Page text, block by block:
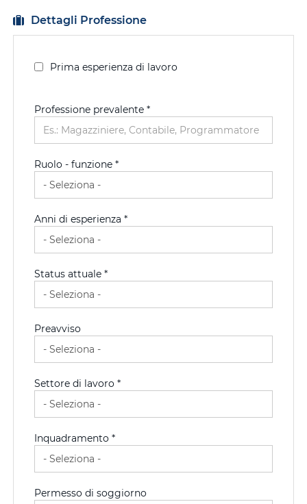
Dettagli Professione
Prima esperienza di lavoro
Professione prevalente *
Ruolo - funzione *
Anni di esperienza *
Status attuale *
Preavviso
Settore di lavoro *
Inquadramento *
Permesso di soggiorno